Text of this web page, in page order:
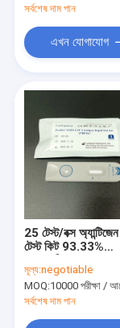
পণ্য
আমাদের সম্পর্কে
কারখানা ভ্রমণ
মান নিয়ন্ত্রণ
আমাদের সাথে
সর্বশেষ দাম পান
এখন যোগাযোগ
25 টেস্ট/বক্স
টেস্ট কিট 93.33%
মূল্য:negotiable
MOQ:10000 পরীক্ষা / আলোচনা
সর্বশেষ দাম পান